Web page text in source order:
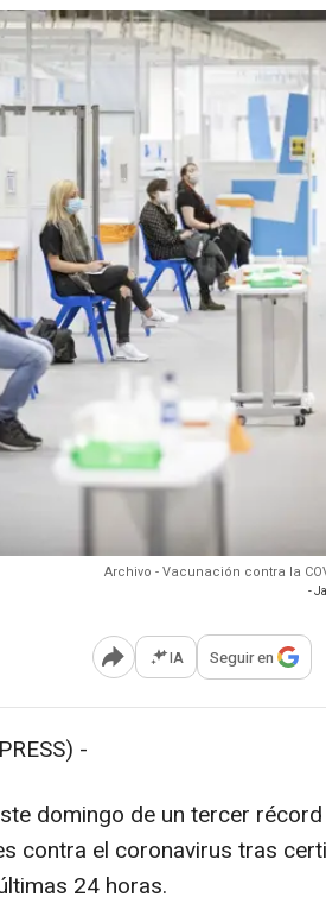
Archivo - Vacunación contra la
-
Abrir opciones para compartir
IA Seguir en
-
domingo de un tercer
contra el coronavirus tras
24 horas.